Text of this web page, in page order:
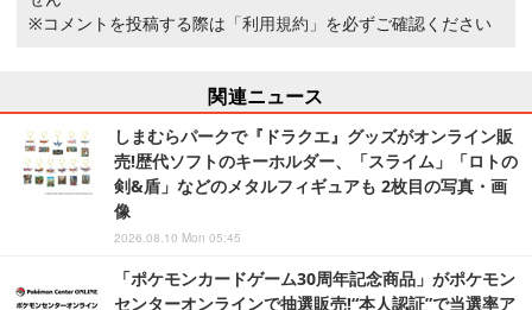
※コメントを投稿する際は 「利用規約」 を必ずご確認ください
関連ニュース
しまむらパークで『ドラクエ』グッズがオンライン販
売!歴代ソフトのキーホルダー、「スライム」「ロトの
剣&盾」などのメタルフィギュアも 2枚目の写真・画
像
2026.08.10 Mon 05:45
「ポケモンカードゲーム30周年記念商品」がポケモン
センターオンラインで抽選販売!“本人認証”で当選率ア